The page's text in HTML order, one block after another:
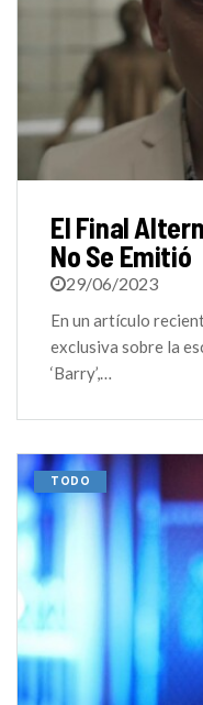
El Final
No Se Emitió
29/06/2023
En un artículo
exclusiva sobre la
‘Barry’,…
TODO